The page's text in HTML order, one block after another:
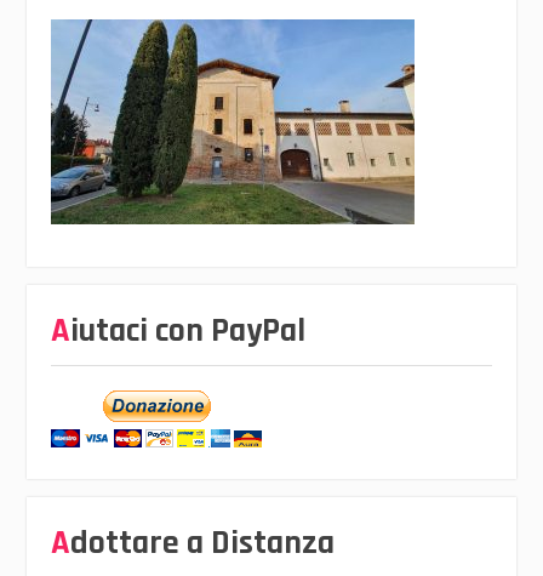
Aiutaci con PayPal
Adottare a Distanza